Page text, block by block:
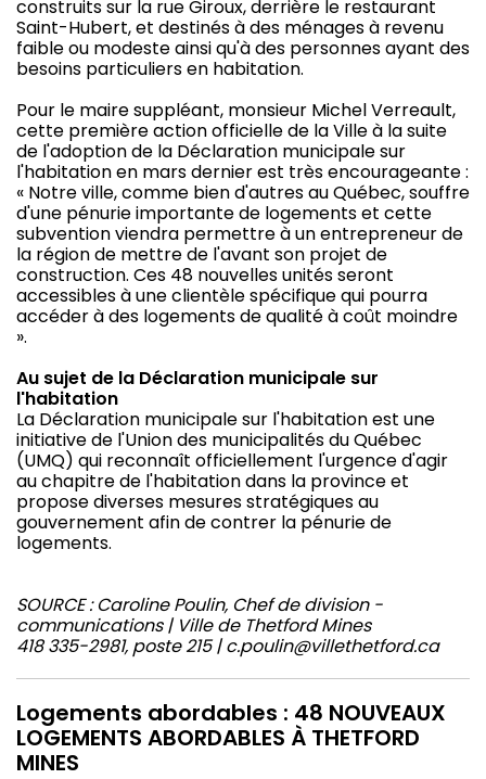
construits sur la rue Giroux, derrière le restaurant
Saint-Hubert, et destinés à des ménages à revenu
faible ou modeste ainsi qu'à des personnes ayant des
besoins particuliers en habitation.
Pour le maire suppléant, monsieur Michel Verreault,
cette première action officielle de la Ville à la suite
de l'adoption de la Déclaration municipale sur
l'habitation en mars dernier est très encourageante :
« Notre ville, comme bien d'autres au Québec, souffre
d'une pénurie importante de logements et cette
subvention viendra permettre à un entrepreneur de
la région de mettre de l'avant son projet de
construction. Ces 48 nouvelles unités seront
accessibles à une clientèle spécifique qui pourra
accéder à des logements de qualité à coût moindre
».
Au sujet de la Déclaration municipale sur
l'habitation
La Déclaration municipale sur l'habitation est une
initiative de l'Union des municipalités du Québec
(UMQ) qui reconnaît officiellement l'urgence d'agir
au chapitre de l'habitation dans la province et
propose diverses mesures stratégiques au
gouvernement afin de contrer la pénurie de
logements.
SOURCE : Caroline Poulin, Chef de division -
communications | Ville de Thetford Mines
418 335-2981, poste 215 | c.poulin@villethetford.ca
Logements abordables : 48 NOUVEAUX
LOGEMENTS ABORDABLES À THETFORD
MINES